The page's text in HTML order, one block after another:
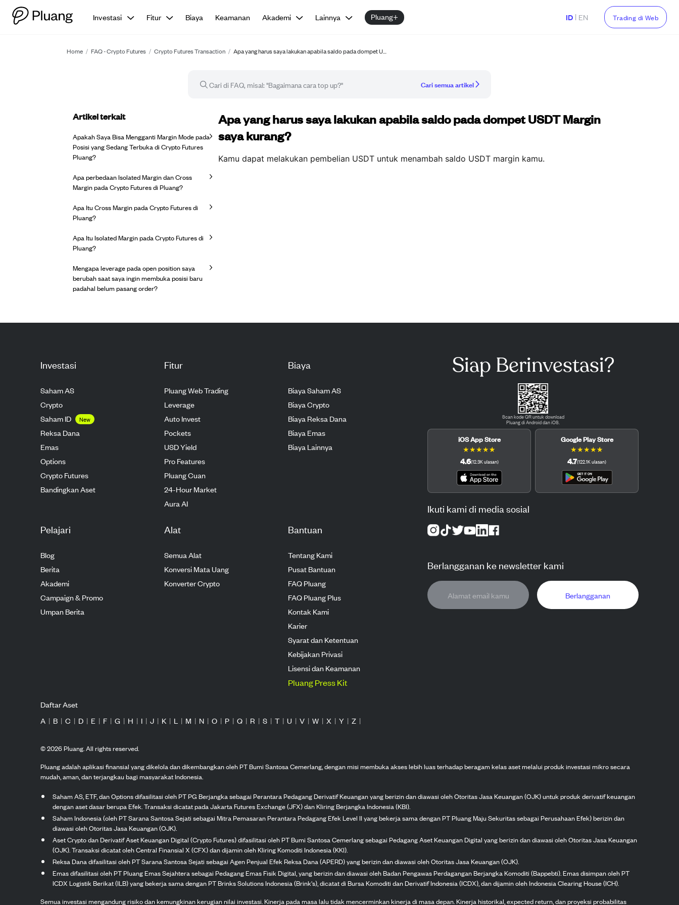
Investasi Fitur Biaya Keamanan Akademi Lainnya Pluang+ ID | EN Trading di Web
Home / FAQ - Crypto Futures / Crypto Futures Transaction / Apa yang harus saya lakukan apabila saldo pada dompet U…
Cari semua artikel
Artikel FAQ
Apa yang harus saya lakukan apabila saldo pada dompet USDT Margin
saya kurang?
Kamu dapat melakukan pembelian USDT untuk menambah saldo USDT margin kamu.
Artikel terkait
Apakah Saya Bisa Mengganti Margin Mode pada
Posisi yang Sedang Terbuka di Crypto Futures
Pluang?
Apa perbedaan Isolated Margin dan Cross
Margin pada Crypto Futures di Pluang?
Apa Itu Cross Margin pada Crypto Futures di
Pluang?
Apa Itu Isolated Margin pada Crypto Futures di
Pluang?
Mengapa leverage pada open position saya
berubah saat saya ingin membuka posisi baru
padahal belum pasang order?
Investasi
Saham AS
Crypto
Saham ID
New
Reksa Dana
Emas
Options
Crypto Futures
Bandingkan Aset
Fitur
Pluang Web Trading
Leverage
Auto Invest
Pockets
USD Yield
Pro Features
Pluang Cuan
24-Hour Market
Aura AI
Biaya
Biaya Saham AS
Biaya Crypto
Biaya Reksa Dana
Biaya Emas
Biaya Lainnya
Pelajari
Blog
Berita
Akademi
Campaign & Promo
Umpan Berita
Alat
Semua Alat
Konversi Mata Uang
Konverter Crypto
Bantuan
Tentang Kami
Pusat Bantuan
FAQ Pluang
FAQ Pluang Plus
Kontak Kami
Karier
Syarat dan Ketentuan
Kebijakan Privasi
Lisensi dan Keamanan
Pluang Press Kit
Siap Berinvestasi?
Scan kode QR untuk download
Pluang di Android dan iOS.
iOS App Store
★★★★★
4.6(12.3Kulasan)
Google Play Store
★★★★★
4.7(122.1Kulasan)
Ikuti kami di media sosial
Berlangganan ke newsletter kami
Berlangganan
Daftar Aset
A | B | C | D | E | F | G | H | I | J | K | L | M | N | O | P | Q | R | S | T | U | V | W | X | Y | Z |
©2026Pluang. All rights reserved.
Pluang adalah aplikasi finansial yang dikelola dan dikembangkan oleh PT Bumi Santosa Cemerlang, dengan misi membuka akses lebih luas terhadap beragam kelas aset melalui produk investasi mikro secara
mudah, aman, dan terjangkau bagi masyarakat Indonesia.
Saham AS, ETF, dan Options difasilitasi oleh PT PG Berjangka sebagai Perantara Pedagang Derivatif Keuangan yang berizin dan diawasi oleh Otoritas Jasa Keuangan (OJK) untuk produk derivatif keuangan
dengan aset dasar berupa Efek. Transaksi dicatat pada Jakarta Futures Exchange (JFX) dan Kliring Berjangka Indonesia (KBI).
Saham Indonesia (oleh PT Sarana Santosa Sejati sebagai Mitra Pemasaran Perantara Pedagang Efek Level II yang bekerja sama dengan PT Pluang Maju Sekuritas sebagai Perusahaan Efek) berizin dan
diawasi oleh Otoritas Jasa Keuangan (OJK).
Aset Crypto dan Derivatif Aset Keuangan Digital (Crypto Futures) difasilitasi oleh PT Bumi Santosa Cemerlang sebagai Pedagang Aset Keuangan Digital yang berizin dan diawasi oleh Otoritas Jasa Keuangan
(OJK). Transaksi dicatat oleh Central Finansial X (CFX) dan dijamin oleh Kliring Komoditi Indonesia (KKI).
Reksa Dana difasilitasi oleh PT Sarana Santosa Sejati sebagai Agen Penjual Efek Reksa Dana (APERD) yang berizin dan diawasi oleh Otoritas Jasa Keuangan (OJK).
Emas difasilitasi oleh PT Pluang Emas Sejahtera sebagai Pedagang Emas Fisik Digital, yang berizin dan diawasi oleh Badan Pengawas Perdagangan Berjangka Komoditi (Bappebti). Emas disimpan oleh PT
ICDX Logistik Berikat (ILB) yang bekerja sama dengan PT Brinks Solutions Indonesia (Brink's), dicatat di Bursa Komoditi dan Derivatif Indonesia (ICDX), dan dijamin oleh Indonesia Clearing House (ICH).
Semua investasi mengandung risiko dan kemungkinan kerugian nilai investasi. Kinerja pada masa lalu tidak mencerminkan kinerja di masa depan. Kinerja historikal, expected return, dan proyeksi probabilitas